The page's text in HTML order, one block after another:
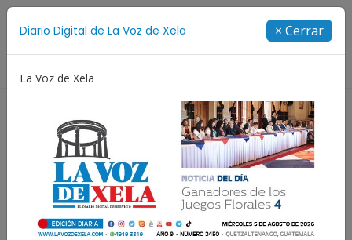
Diario Digital de La Voz de Xela × Cerrar
La Voz de Xela